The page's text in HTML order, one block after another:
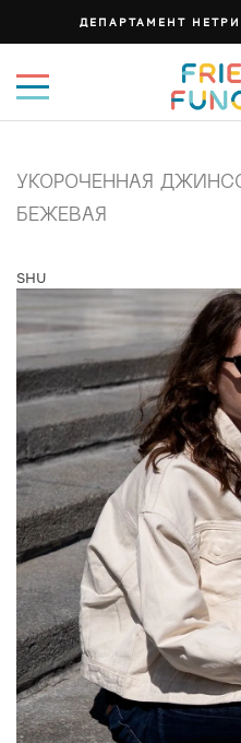
ДЕПАРТАМЕНТ
УКОРОЧЕННАЯ
БЕЖЕВАЯ
SHU